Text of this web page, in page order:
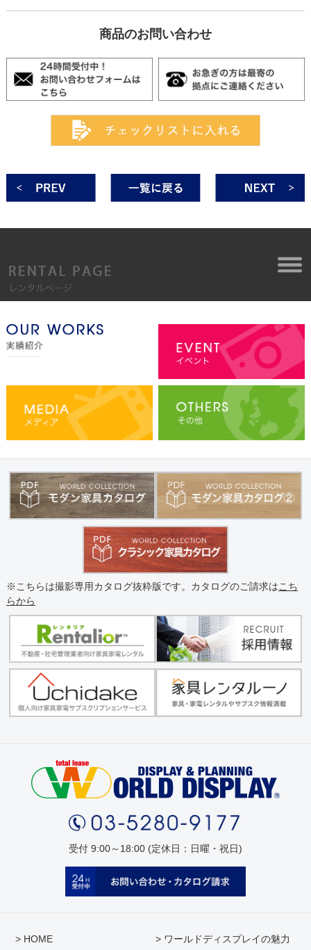
商品のお問い合わせ
※こちらは撮影専用カタログ抜粋版です。カタログのご請求はこち
らから
受付 9:00～18:00 (定休日：日曜・祝日)
> HOME > ワールドディスプレイの魅力